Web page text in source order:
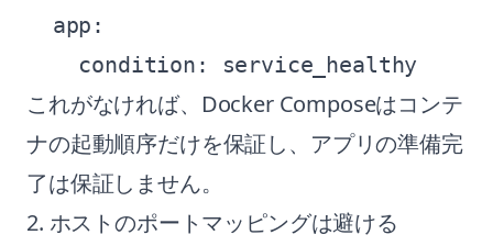
  app:
これがなければ、Docker Composeはコンテ
ナの起動順序だけを保証し、アプリの準備完
了は保証しません。
2. ホストのポートマッピングは避ける